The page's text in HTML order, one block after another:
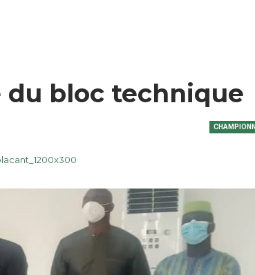
du bloc technique